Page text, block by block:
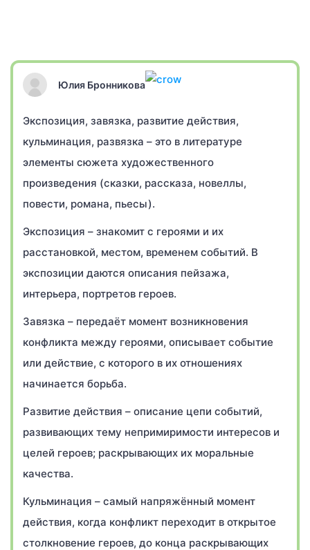
Юлия Бронникова
Экспозиция, завязка, развитие действия,
кульминация, развязка – это в литературе
элементы сюжета художественного
произведения (сказки, рассказа, новеллы,
повести, романа, пьесы).
Экспозиция – знакомит с героями и их
расстановкой, местом, временем событий. В
экспозиции даются описания пейзажа,
интерьера, портретов героев.
Завязка – передаёт момент возникновения
конфликта между героями, описывает событие
или действие, с которого в их отношениях
начинается борьба.
Развитие действия – описание цепи событий,
развивающих тему непримиримости интересов и
целей героев; раскрывающих их моральные
качества.
Кульминация – самый напряжённый момент
действия, когда конфликт переходит в открытое
столкновение героев, до конца раскрывающих